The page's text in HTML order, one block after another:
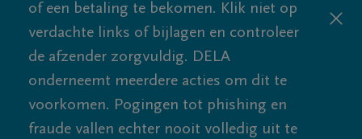
of een betaling te bekomen. Klik niet op
verdachte links of bijlagen en controleer
de afzender zorgvuldig. DELA
onderneemt meerdere acties om dit te
voorkomen. Pogingen tot phishing en
fraude vallen echter nooit volledig uit te